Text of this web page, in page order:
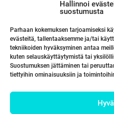
Hallinnoi
suostumusta
Parhaan kokemuksen tarjoamiseksi
evästeitä, tallentaaksemme ja/tai
tekniikoiden hyväksyminen antaa
kuten selauskäyttäytymistä tai
Suostumuksen jättäminen tai
tiettyihin ominaisuuksiin ja
Toimistomme Euroopassa
Kumppanimme maailmalla